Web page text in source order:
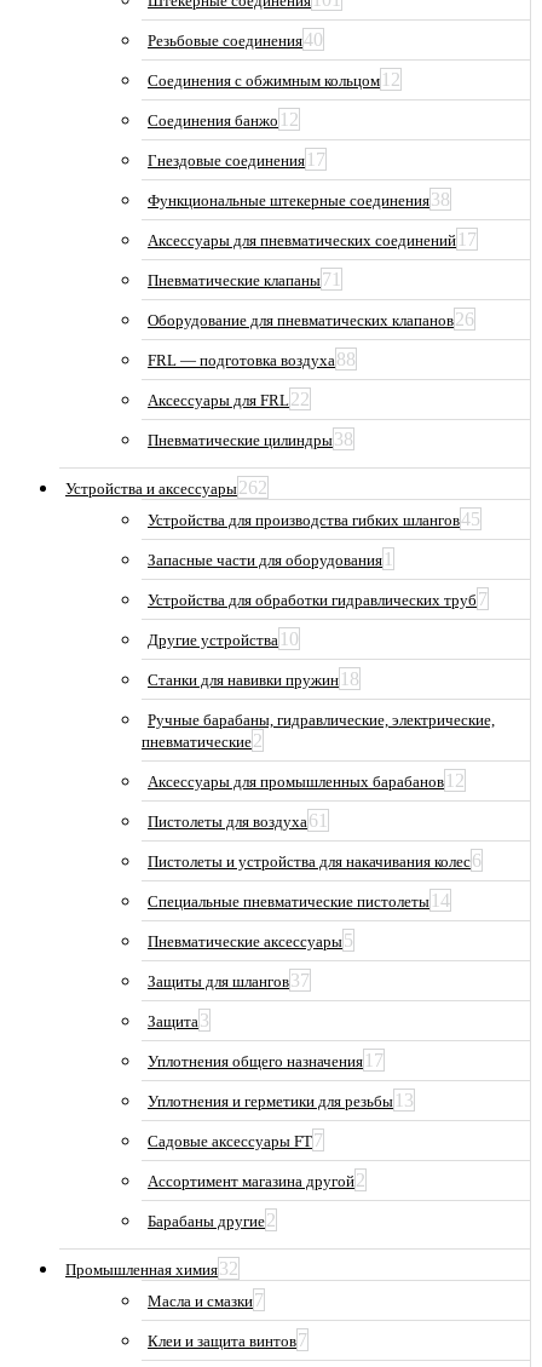
Резьбовые соединения40
Соединения с обжимным кольцом 12
Соединения банжо 12
Гнездовые соединения 17
Функциональные штекерные соединения38
Аксессуары для пневматических соединений 17
Пневматические клапаны71
Оборудование для пневматических клапанов26
FRL — подготовка воздуха88
Аксессуары для FRL22
Пневматические цилиндры38
Устройства и аксессуары262
Устройства для производства гибких шлангов45
Запасные части для оборудования 1
Устройства для обработки гидравлических труб 7
Другие устройства 10
Станки для навивки пружин 18
Ручные барабаны, гидравлические, электрические,
пневматические2
Аксессуары для промышленных барабанов 12
Пистолеты для воздуха61
Пистолеты и устройства для накачивания колес6
Специальные пневматические пистолеты 14
Пневматические аксессуары5
Защиты для шлангов37
Защита3
Уплотнения общего назначения 17
Уплотнения и герметики для резьбы 13
Садовые аксессуары FT7
Ассортимент магазина другой2
Барабаны другие2
Промышленная химия32
Масла и смазки7
Клеи и защита винтов7